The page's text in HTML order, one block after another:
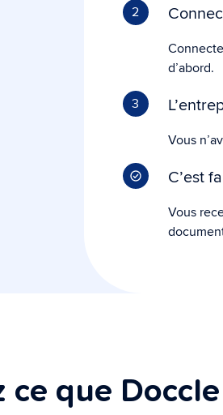
2
d’abord.
3
Vous
C’est
Vous
ce que Doccle